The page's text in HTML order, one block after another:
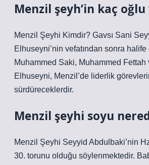
Menzil şeyh’in kaç
Menzil Şeyhi Kimdir? Gavsı Sani
Elhuseyni’nin vefatından sonra
Muhammed Saki, Muhammed Fettah
Elhuseyni, Menzil’de liderlik
sürdüreceklerdir.
Menzil şeyhi soyu
Menzil Şeyhi Seyyid Abdulbaki’nin
30. torunu olduğu söylenmektedir.